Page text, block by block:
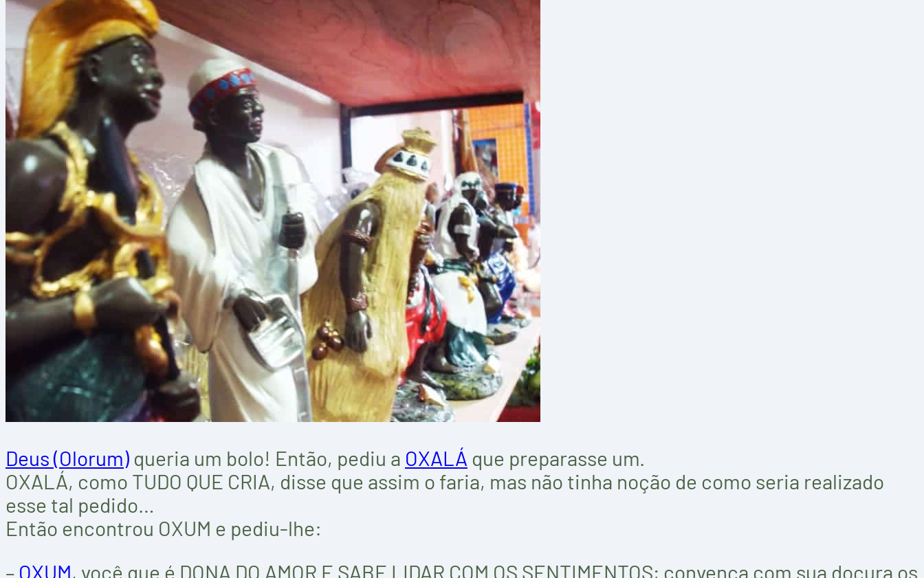
Deus (Olorum) queria um bolo! Então, pediu a OXALÁ que preparasse um.
OXALÁ, como TUDO QUE CRIA, disse que assim o faria, mas não tinha noção de como seria realizado
esse tal pedido…
Então encontrou OXUM e pediu-lhe:
– OXUM, você que é DONA DO AMOR E SABE LIDAR COM OS SENTIMENTOS; convença com sua doçura os